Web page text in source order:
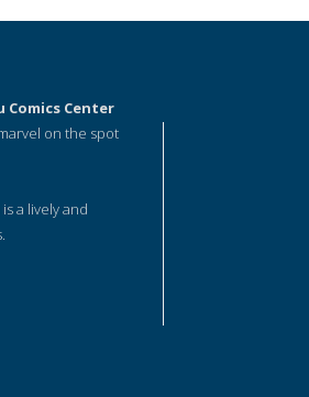
Comics Center
on the spot
a lively and